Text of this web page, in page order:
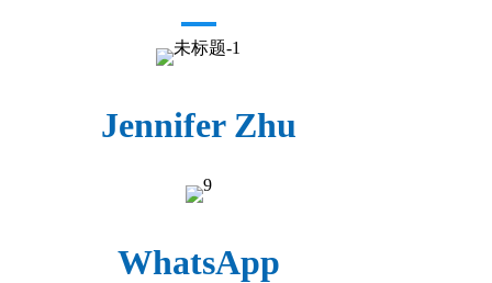
Jennifer Zhu
WhatsApp